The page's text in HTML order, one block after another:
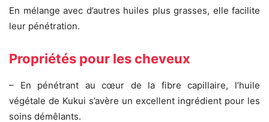
En mélange avec d’autres huiles plus grasses, elle facilite
leur pénétration.
Propriétés pour les cheveux
– En pénétrant au cœur de la fibre capillaire, l’huile
végétale de Kukui s’avère un excellent ingrédient pour les
soins démêlants.